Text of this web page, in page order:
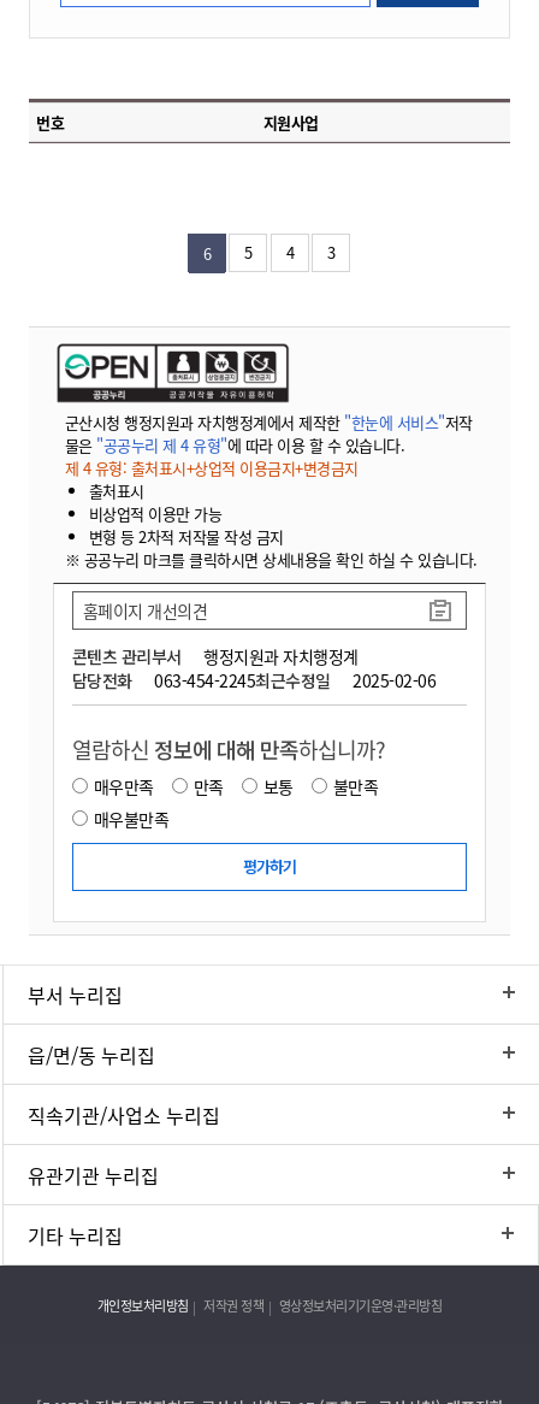
번호 지원사업
6 5 4 3
군산시청 행정지원과 자치행정계에서 제작한 "한눈에 서비스"저작
물은 "공공누리 제 4 유형"에 따라 이용 할 수 있습니다.
제 4 유형: 출처표시+상업적 이용금지+변경금지
출처표시
비상업적 이용만 가능
변형 등 2차적 저작물 작성 금지
※ 공공누리 마크를 클릭하시면 상세내용을 확인 하실 수 있습니다.
콘텐츠 관리부서
행정지원과 자치행정계
담당전화
063-454-2245최근수정일 2025-02-06
홈페이지 개선의견
열람하신 정보에 대해 만족하십니까?
매우만족 만족 보통
불만족
매우불만족
부서 누리집
읍/면/동 누리집
직속기관/사업소 누리집
유관기관 누리집
기타 누리집
개인정보처리방침 저작권 정책 영상정보처리기기운영·관리방침